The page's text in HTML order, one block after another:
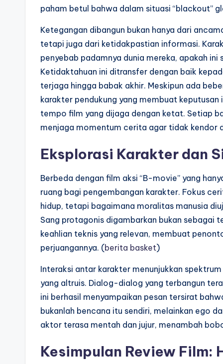
paham betul bahwa dalam situasi “blackout”
Ketegangan dibangun bukan hanya dari
tetapi juga dari ketidakpastian informasi.
penyebab padamnya dunia mereka, apakah
Ketidaktahuan ini ditransfer dengan baik
terjaga hingga babak akhir. Meskipun ada
karakter pendukung yang membuat
tempo film yang dijaga dengan ketat. Setiap
menjaga momentum cerita agar tidak kendor
Eksplorasi Karakter dan
Berbeda dengan film aksi “B-movie” yang
ruang bagi pengembangan karakter. Fokus
hidup, tetapi bagaimana moralitas manusia
Sang protagonis digambarkan bukan sebagai
keahlian teknis yang relevan, membuat
perjuangannya. (berita basket)
Interaksi antar karakter menunjukkan
yang altruis. Dialog-dialog yang terbangun
ini berhasil menyampaikan pesan tersirat
bukanlah bencana itu sendiri, melainkan ego
aktor terasa mentah dan jujur, menambah
Kesimpulan Review Film: